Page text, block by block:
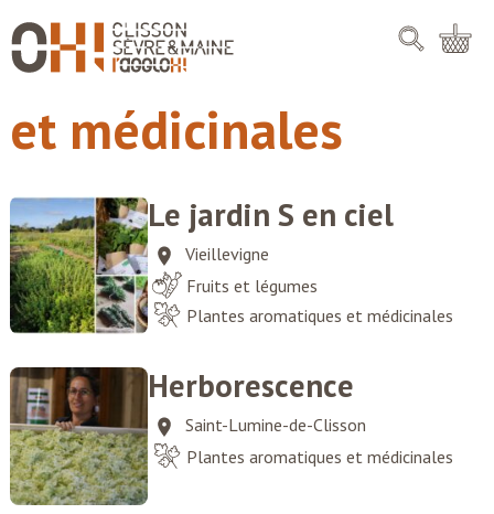
Skip
toPlantes aromatiques
et médicinales
Le jardin S en ciel
Vieillevigne
Fruits et légumes
Plantes aromatiques et médicinales
Herborescence
Saint-Lumine-de-Clisson
Plantes aromatiques et médicinales